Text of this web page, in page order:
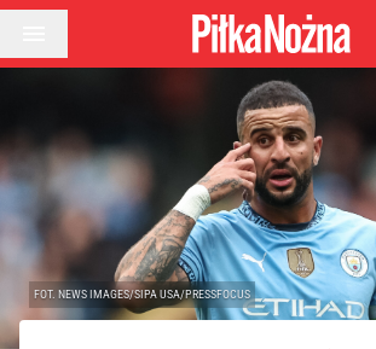
Przejdź do treści
FOT. NEWS IMAGES/SIPA USA/PRESSFOCUS